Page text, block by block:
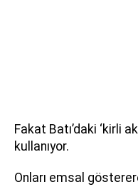
Fakat Batı’daki ‘kirli
kullanıyor.
Onları emsal